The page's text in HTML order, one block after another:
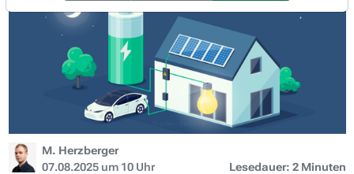
M. Herzberger
07.08.2025 um 10 Uhr
Lesedauer: 2 Minuten